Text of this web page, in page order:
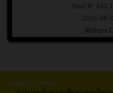
Your IP:
2026-08-
Visitors
คุณอยู่ที่: หน้าแรก